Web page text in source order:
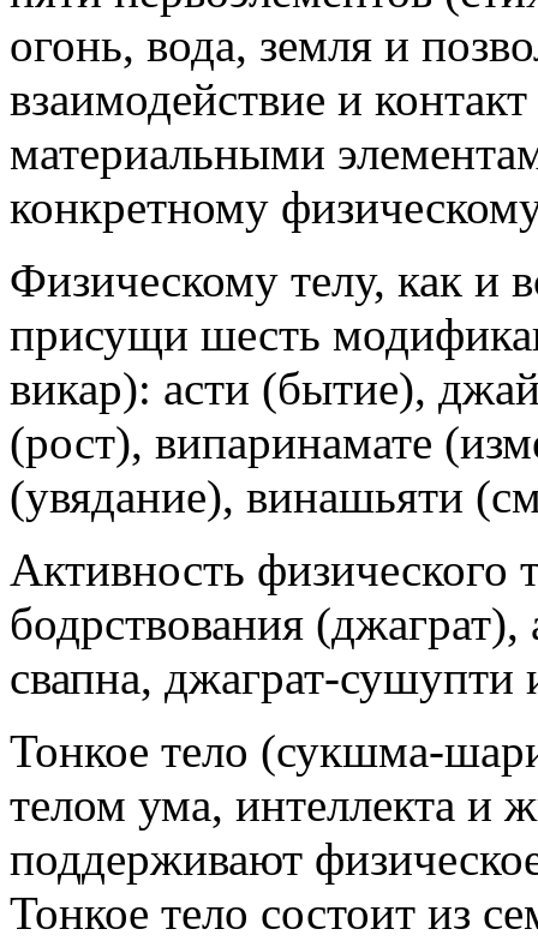
огонь, вода, земля и
взаимодействие и
материальными
конкретному
Физическому телу, как и
присущи шесть
викар): асти (бытие),
(рост), випаринамате
(увядание), винашьяти
Активность физического
бодрствования
свапна, джаграт-сушупти
Тонкое тело (сукшма-
телом ума, интеллекта и
поддерживают
Тонкое тело состоит из